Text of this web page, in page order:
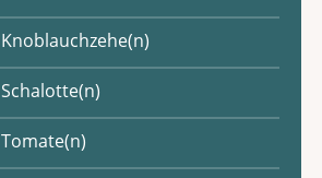
Knoblauchzehe(n)
Schalotte(n)
Tomate(n)